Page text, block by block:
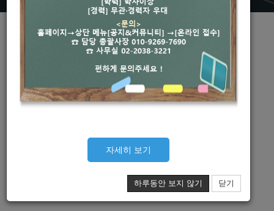
자세히 보기
하루동안 보지 않기 닫기